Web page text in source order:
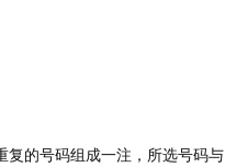
的号码组成一注，所选号码与